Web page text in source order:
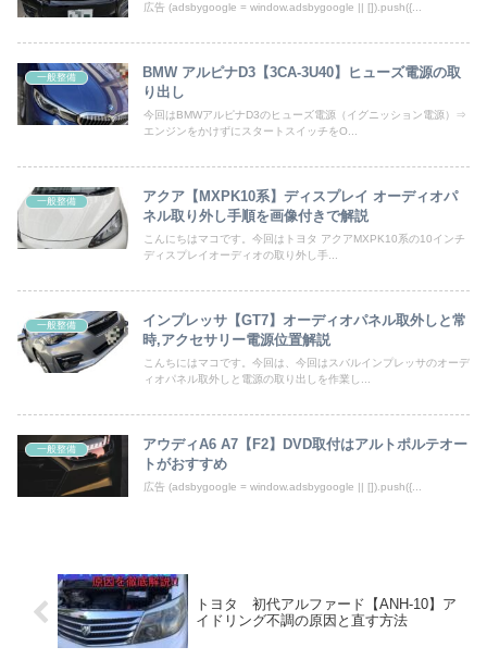
広告 (adsbygoogle = window.adsbygoogle || []).push({...
一般整備
BMW アルピナD3【3CA-3U40】ヒューズ電源の取
り出し
今回はBMWアルピナD3のヒューズ電源（イグニッション電源）⇒
エンジンをかけずにスタートスイッチをO...
一般整備
アクア【MXPK10系】ディスプレイ オーディオパ
ネル取り外し手順を画像付きで解説
こんにちはマコです。今回はトヨタ アクアMXPK10系の10インチ
ディスプレイオーディオの取り外し手...
一般整備
インプレッサ【GT7】オーディオパネル取外しと常
時,アクセサリー電源位置解説
こんちにはマコです。今回は、今回はスバルインプレッサのオーデ
ィオパネル取外しと電源の取り出しを作業し...
一般整備
アウディA6 A7【F2】DVD取付はアルトポルテオー
トがおすすめ
広告 (adsbygoogle = window.adsbygoogle || []).push({...
トヨタ 初代アルファード【ANH-10】ア
イドリング不調の原因と直す方法